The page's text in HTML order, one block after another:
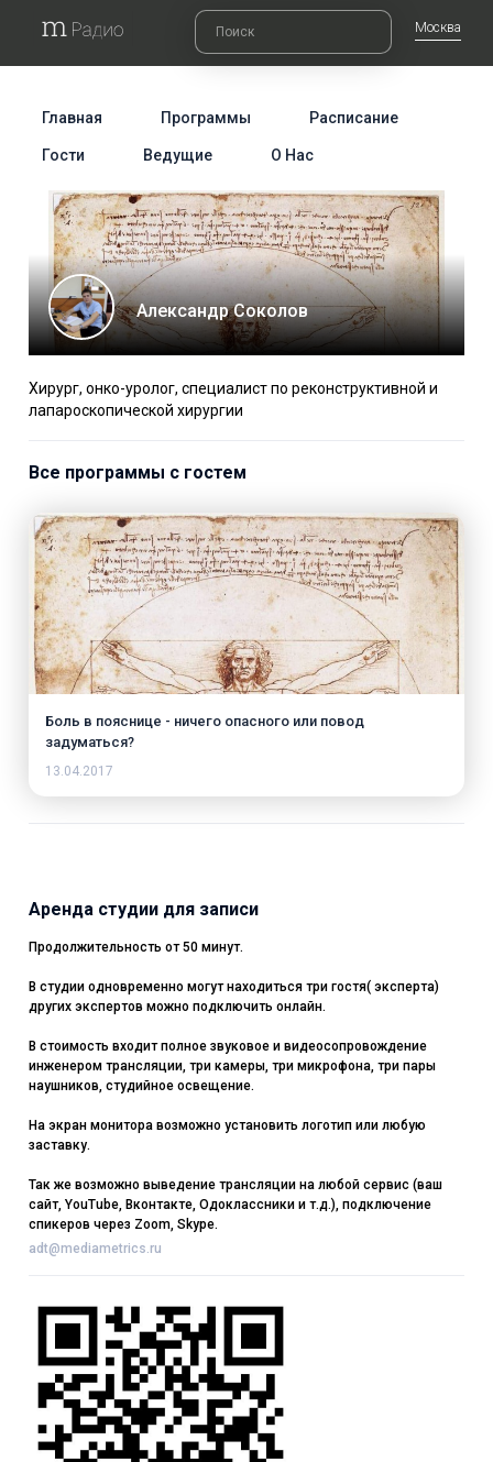
Москва
Главная Программы Расписание
Гости Ведущие О Нас
Александр Соколов
Хирург, онко-уролог, специалист по реконструктивной и
лапароскопической хирургии
Все программы с гостем
Боль в пояснице - ничего опасного или повод
задуматься?
13.04.2017
Аренда студии для записи
Продолжительность от 50 минут.
В студии одновременно могут находиться три гостя( эксперта)
других экспертов можно подключить онлайн.
В стоимость входит полное звуковое и видеосопровождение
инженером трансляции, три камеры, три микрофона, три пары
наушников, студийное освещение.
На экран монитора возможно установить логотип или любую
заставку.
Так же возможно выведение трансляции на любой сервис (ваш
сайт, YouTube, Вконтакте, Одоклассники и т.д.), подключение
спикеров через Zoom, Skype.
adt@mediametrics.ru